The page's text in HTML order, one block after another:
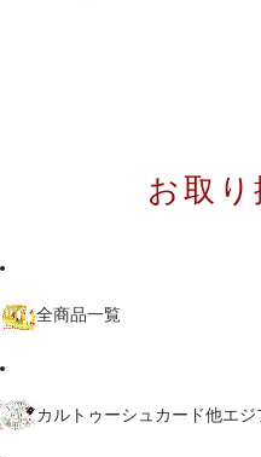
お取り
全商品一覧
カルトゥーシュカード他エ